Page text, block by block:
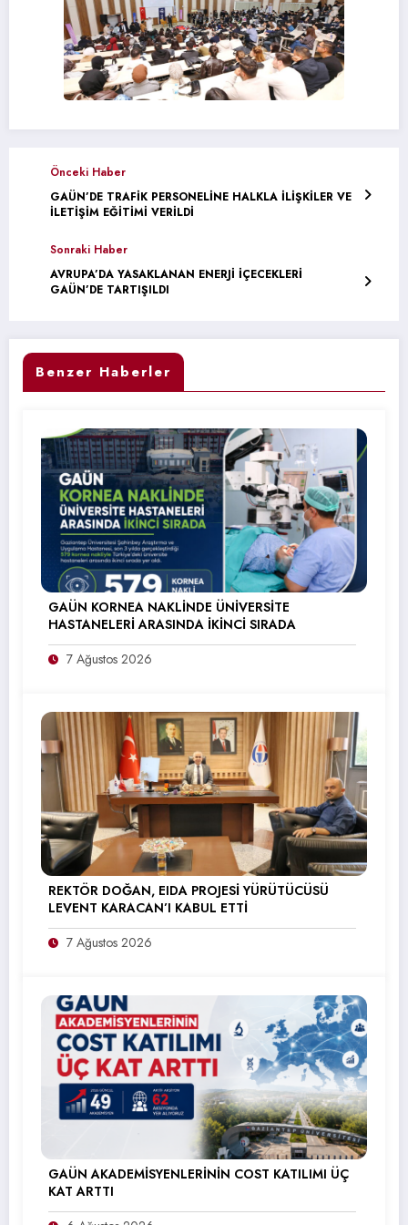
Önceki Haber
GAÜN’DE TRAFİK PERSONELİNE HALKLA İLİŞKİLER VE
İLETİŞİM EĞİTİMİ VERİLDİ
Sonraki Haber
AVRUPA’DA YASAKLANAN ENERJİ İÇECEKLERİ
GAÜN’DE TARTIŞILDI
Benzer Haberler
GAÜN KORNEA NAKLİNDE ÜNİVERSİTE
HASTANELERİ ARASINDA İKİNCİ SIRADA
7 Ağustos 2026
REKTÖR DOĞAN, EIDA PROJESİ YÜRÜTÜCÜSÜ
LEVENT KARACAN’I KABUL ETTİ
7 Ağustos 2026
GAÜN AKADEMİSYENLERİNİN COST KATILIMI ÜÇ
KAT ARTTI